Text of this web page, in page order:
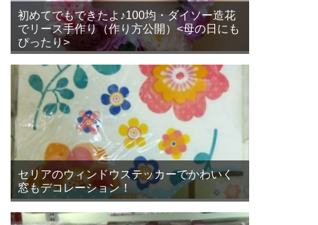
初めてでもできたよ♪100均・ダイソー造花
でリース手作り（作り方公開）<母の日にも
ぴったり>
セリアのウィンドウステッカーでかわいく
窓もデコレーション！